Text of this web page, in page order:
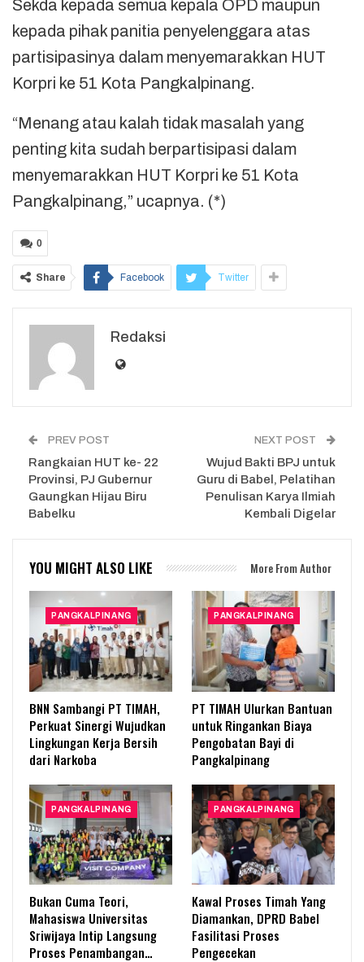
Sekda kepada semua kepala OPD maupun
kepada pihak panitia penyelenggara atas
partisipasinya dalam menyemarakkan HUT
Korpri ke 51 Kota Pangkalpinang.
“Menang atau kalah tidak masalah yang
penting kita sudah berpartisipasi dalam
menyemarakkan HUT Korpri ke 51 Kota
Pangkalpinang,” ucapnya. (*)
0
Share Facebook Twitter
Redaksi
PREV POST
Rangkaian HUT ke- 22
Provinsi, PJ Gubernur
Gaungkan Hijau Biru
Babelku
NEXT POST
Wujud Bakti BPJ untuk
Guru di Babel, Pelatihan
Penulisan Karya Ilmiah
Kembali Digelar
YOU MIGHT ALSO LIKE More From Author
PANGKALPINANG
BNN Sambangi PT TIMAH,
Perkuat Sinergi Wujudkan
Lingkungan Kerja Bersih
dari Narkoba
PANGKALPINANG
PT TIMAH Ulurkan Bantuan
untuk Ringankan Biaya
Pengobatan Bayi di
Pangkalpinang
PANGKALPINANG
Bukan Cuma Teori,
Mahasiswa Universitas
Sriwijaya Intip Langsung
Proses Penambangan…
PANGKALPINANG
Kawal Proses Timah Yang
Diamankan, DPRD Babel
Fasilitasi Proses
Pengecekan